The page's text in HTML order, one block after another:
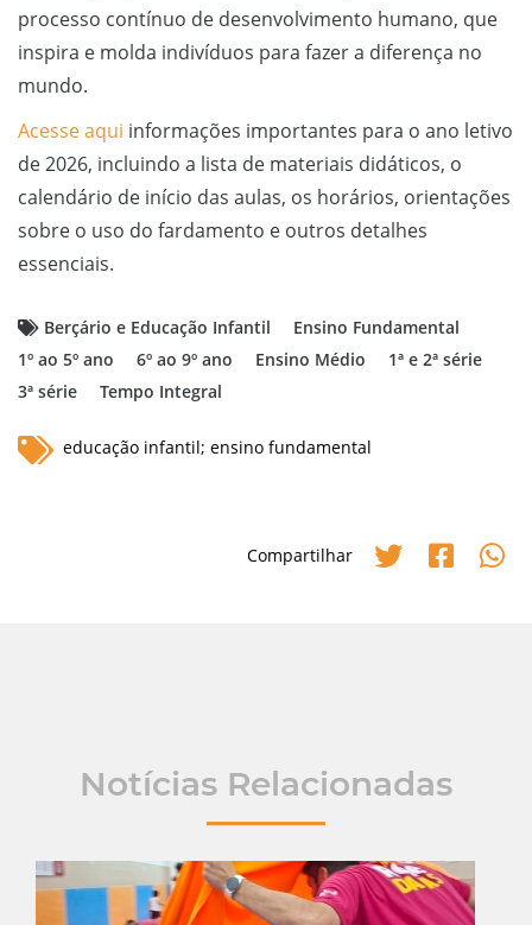
processo contínuo de desenvolvimento humano, que
inspira e molda indivíduos para fazer a diferença no
mundo.
Acesse aqui informações importantes para o ano letivo
de 2026, incluindo a lista de materiais didáticos, o
calendário de início das aulas, os horários, orientações
sobre o uso do fardamento e outros detalhes
essenciais.
Berçário e Educação Infantil
Ensino Fundamental
1º ao 5º ano
6º ao 9º ano Ensino Médio
1ª e 2ª série
3ª série
Tempo Integral
educação infantil; ensino fundamental
Compartilhar
Notícias Relacionadas